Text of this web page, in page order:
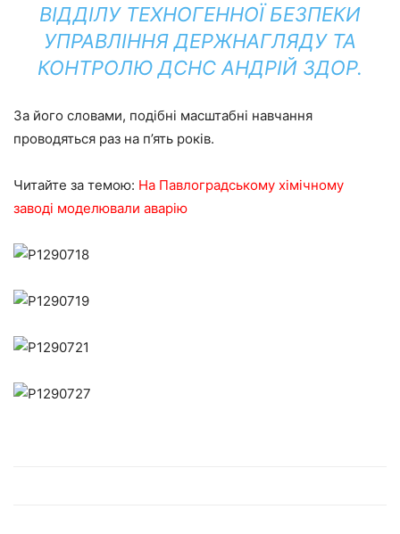
ВІДДІЛУ ТЕХНОГЕННОЇ БЕЗПЕКИ
УПРАВЛІННЯ ДЕРЖНАГЛЯДУ ТА
КОНТРОЛЮ ДСНС АНДРІЙ ЗДОР.
За його словами, подібні масштабні навчання
проводяться раз на п’ять років.
Читайте за темою: На Павлоградському хімічному
заводі моделювали аварію